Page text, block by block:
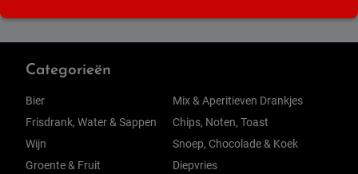
Categorieën
Bier
Frisdrank, Water & Sappen
Wijn
Groente & Fruit
Mix & Aperitieven Drankjes
Chips, Noten, Toast
Snoep, Chocolade & Koek
Diepvries